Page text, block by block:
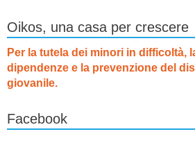
Oikos, una casa per crescere
Per la tutela dei minori in difficoltà,
dipendenze e la prevenzione del
giovanile.
Facebook